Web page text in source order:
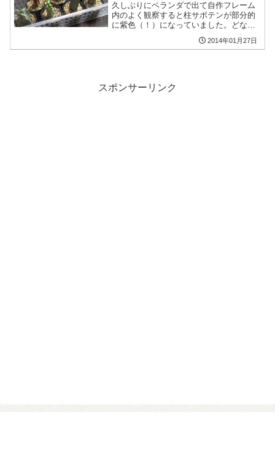
久しぶりにベランダで出て自作フレーム
内のよく観察すると柱サボテンが部分的
に紫色（！）になっていました。どなた
さまか助けてくださいませ！というわけ
でベランダフレーム内のスーパーサボテ
2014年01月27日
スポンサーリンク